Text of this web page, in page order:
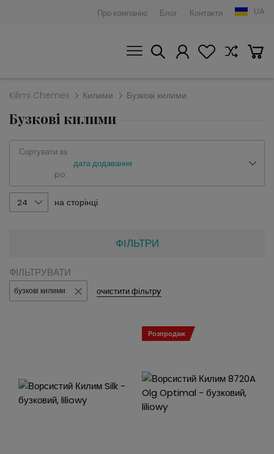
Про компанію Блог Контакти UA
Kilimi Chemex Килими Бузкові килими
Бузкові килими
Сортувати за
po:
дата додавання
24 на сторінці
ФІЛЬТРИ
ФІЛЬТРУВАТИ
бузкові килими очистити фільтрy
Розпродаж